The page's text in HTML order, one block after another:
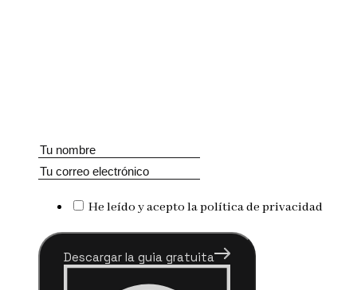
He leído y acepto la política de privacidad
Descargar la guia gratuita